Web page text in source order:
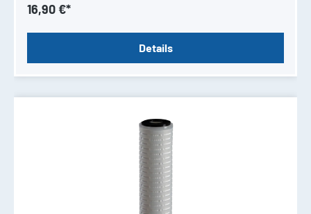
16,90 €*
Details